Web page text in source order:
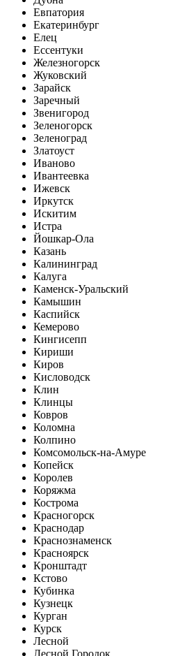
Евпатория
Екатеринбург
Елец
Ессентуки
Железногорск
Жуковский
Зарайск
Заречный
Звенигород
Зеленогорск
Зеленоград
Златоуст
Иваново
Ивантеевка
Ижевск
Иркутск
Искитим
Истра
Йошкар-Ола
Казань
Калининград
Калуга
Каменск-Уральский
Камышин
Каспийск
Кемерово
Кингисепп
Кириши
Киров
Кисловодск
Клин
Клинцы
Ковров
Коломна
Колпино
Комсомольск-на-Амуре
Копейск
Королев
Коряжма
Кострома
Красногорск
Краснодар
Краснознаменск
Красноярск
Кронштадт
Кстово
Кубинка
Кузнецк
Курган
Курск
Лесной
Лесной Городок